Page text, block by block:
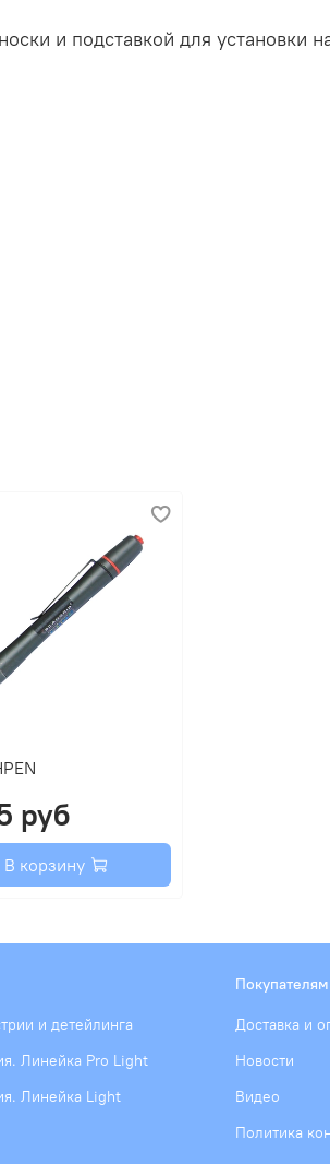
и подставкой для установки
руб
В корзину
и детейлинга
Линейка Pro Light
Линейка Light
Покупателям
Доставка и
Новости
Видео
Политика